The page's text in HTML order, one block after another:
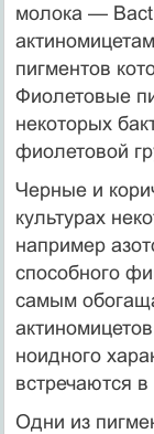
молока —
пигментов
Фиолетовые
некоторых
фиолетовой
Черные и
культурах
например
способного
самым
ноидного
встречаются в
Одни из